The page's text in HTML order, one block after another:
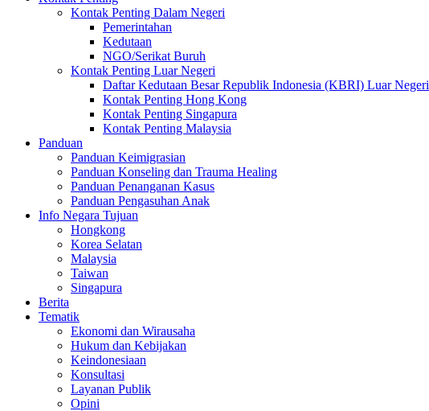
Kontak Penting Dalam Negeri
Pemerintahan
Kedutaan
NGO/Serikat Buruh
Kontak Penting Luar Negeri
Daftar Kedutaan Besar Republik Indonesia (KBRI) Luar Negeri
Kontak Penting Hong Kong
Kontak Penting Singapura
Kontak Penting Malaysia
Panduan
Panduan Keimigrasian
Panduan Konseling dan Trauma Healing
Panduan Penanganan Kasus
Panduan Pengasuhan Anak
Info Negara Tujuan
Hongkong
Korea Selatan
Malaysia
Taiwan
Singapura
Berita
Tematik
Ekonomi dan Wirausaha
Hukum dan Kebijakan
Keindonesiaan
Konsultasi
Layanan Publik
Opini